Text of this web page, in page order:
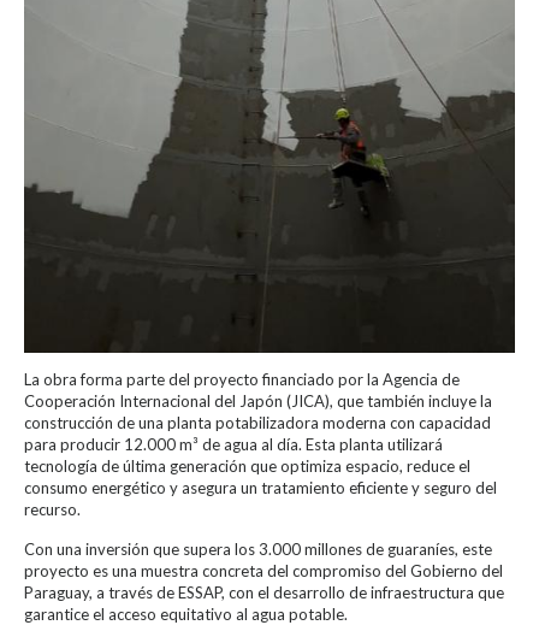
La obra forma parte del proyecto financiado por la Agencia de
Cooperación Internacional del Japón (JICA), que también incluye la
construcción de una planta potabilizadora moderna con capacidad
para producir 12.000 m³ de agua al día. Esta planta utilizará
tecnología de última generación que optimiza espacio, reduce el
consumo energético y asegura un tratamiento eficiente y seguro del
recurso.
Con una inversión que supera los 3.000 millones de guaraníes, este
proyecto es una muestra concreta del compromiso del Gobierno del
Paraguay, a través de ESSAP, con el desarrollo de infraestructura que
garantice el acceso equitativo al agua potable.